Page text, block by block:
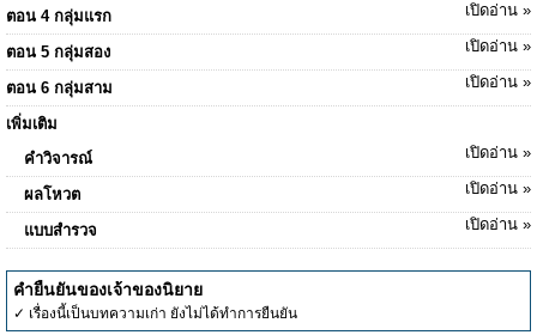
ตอน 4 กลุ่มแรก เปิดอ่าน »
ตอน 5 กลุ่มสอง เปิดอ่าน »
ตอน 6 กลุ่มสาม เปิดอ่าน »
เพิ่มเติม
คำวิจารณ์
เปิดอ่าน »
ผลโหวต เปิดอ่าน »
แบบสำรวจ เปิดอ่าน »
คำยืนยันของเจ้าของนิยาย
✓ เรื่องนี้เป็นบทความเก่า ยังไม่ได้ทำการยืนยัน